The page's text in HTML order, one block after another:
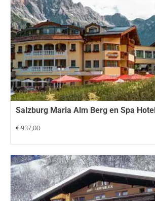
Salzburg Maria Alm Berg en Spa
€ 937,00